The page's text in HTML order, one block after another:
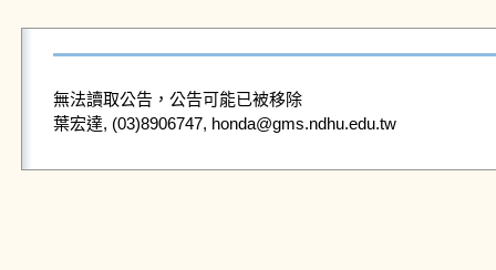
無法讀取公告，公告可能已被移除
葉宏達, (03)8906747, honda@gms.ndhu.edu.tw